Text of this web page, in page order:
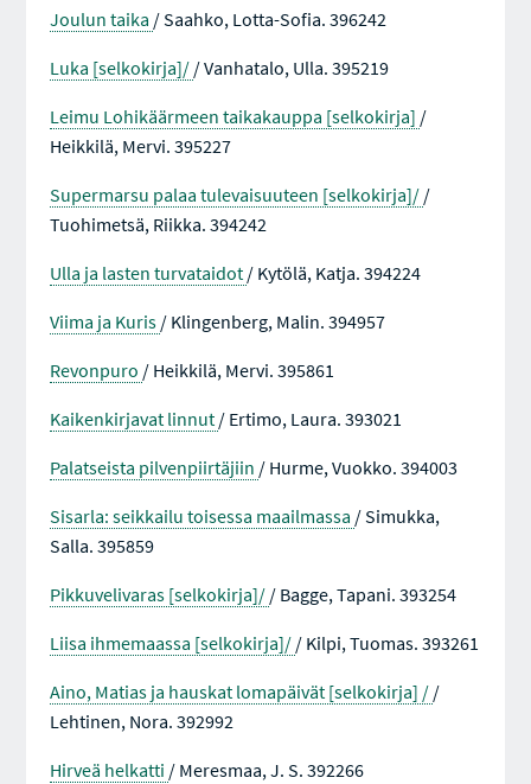
Joulun taika / Saahko, Lotta-Sofia. 396242
Luka [selkokirja]/ / Vanhatalo, Ulla. 395219
Leimu Lohikäärmeen taikakauppa [selkokirja] /
Heikkilä, Mervi. 395227
Supermarsu palaa tulevaisuuteen [selkokirja]/ /
Tuohimetsä, Riikka. 394242
Ulla ja lasten turvataidot / Kytölä, Katja. 394224
Viima ja Kuris / Klingenberg, Malin. 394957
Revonpuro / Heikkilä, Mervi. 395861
Kaikenkirjavat linnut / Ertimo, Laura. 393021
Palatseista pilvenpiirtäjiin / Hurme, Vuokko. 394003
Sisarla: seikkailu toisessa maailmassa / Simukka,
Salla. 395859
Pikkuvelivaras [selkokirja]/ / Bagge, Tapani. 393254
Liisa ihmemaassa [selkokirja]/ / Kilpi, Tuomas. 393261
Aino, Matias ja hauskat lomapäivät [selkokirja] / /
Lehtinen, Nora. 392992
Hirveä helkatti / Meresmaa, J. S. 392266